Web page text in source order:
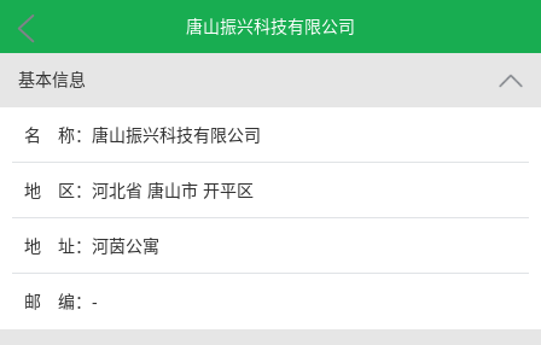
唐山振兴科技有限公司
基本信息
名 称：唐山振兴科技有限公司
地 区：河北省 唐山市 开平区
地 址：河茵公寓
邮 编：-